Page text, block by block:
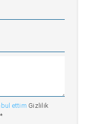
ettim Gizlilik